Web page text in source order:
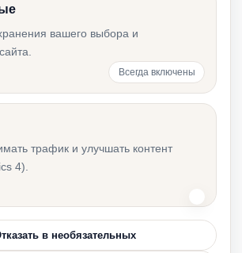
в Эстонии: что проверить до
вашего выбора и
Всегда включены
трафик и улучшать контент
4).
в необязательных